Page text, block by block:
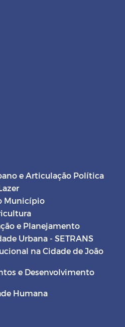
e Articulação Política
Município
e Planejamento
Urbana - SETRANS
na Cidade de João
e Desenvolvimento
Humana